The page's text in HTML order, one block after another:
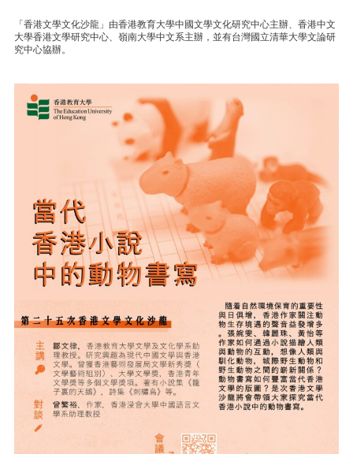
「香港文學文化沙龍」由香港教育大學中國文學文化研究中心主辦、香港中文
大學香港文學研究中心、嶺南大學中文系主辦，並有台灣國立清華大學文論研
究中心協辦。